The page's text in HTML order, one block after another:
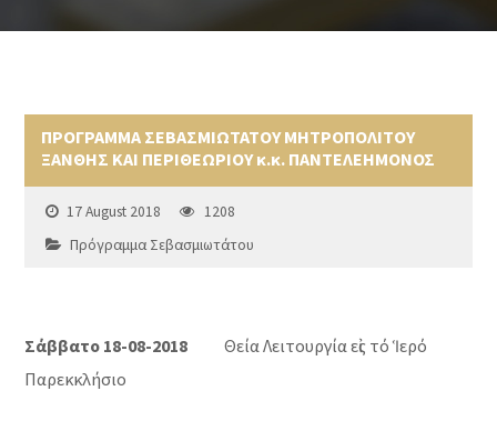
ΠΡΟΓΡΑΜΜΑ ΣΕΒΑΣΜΙΩΤΑΤΟΥ ΜΗΤΡΟΠΟΛΙΤΟΥ
ΞΑΝΘΗΣ ΚΑΙ ΠΕΡΙΘΕΩΡΙΟΥ κ.κ. ΠΑΝΤΕΛΕΗΜΟΝΟΣ
17 August 2018
1208
Πρόγραμμα Σεβασμιωτάτου
Σάββατο 18-08-2018Θεία Λειτουργία εἰς τό Ἱερό
Παρεκκλήσιο